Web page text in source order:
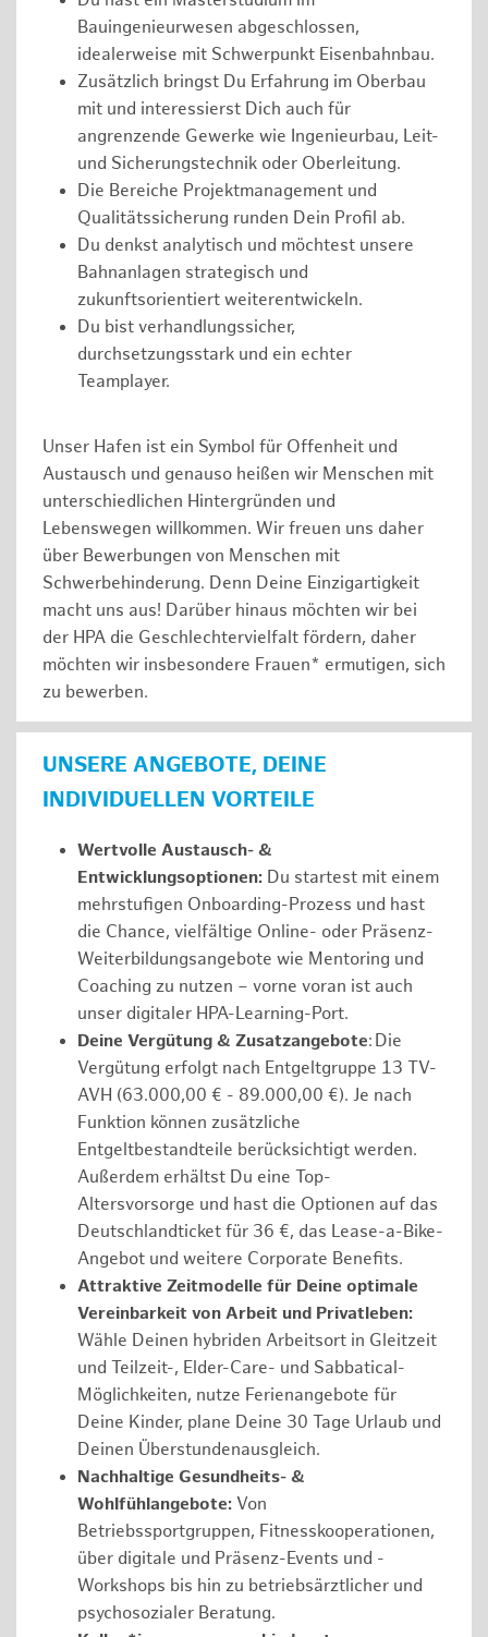
Bauingenieurwesen abgeschlossen,
idealerweise mit Schwerpunkt Eisenbahnbau.
Zusätzlich bringst Du Erfahrung im Oberbau
mit und interessierst Dich auch für
angrenzende Gewerke wie Ingenieurbau, Leit-
und Sicherungstechnik oder Oberleitung.
Die Bereiche Projektmanagement und
Qualitätssicherung runden Dein Profil ab.
Du denkst analytisch und möchtest unsere
Bahnanlagen strategisch und
zukunftsorientiert weiterentwickeln.
Du bist verhandlungssicher,
durchsetzungsstark und ein echter
Teamplayer.
Unser Hafen ist ein Symbol für Offenheit und
Austausch und genauso heißen wir Menschen mit
unterschiedlichen Hintergründen und
Lebenswegen willkommen. Wir freuen uns daher
über Bewerbungen von Menschen mit
Schwerbehinderung. Denn Deine Einzigartigkeit
macht uns aus! Darüber hinaus möchten wir bei
der HPA die Geschlechtervielfalt fördern, daher
möchten wir insbesondere Frauen* ermutigen, sich
zu bewerben.
UNSERE ANGEBOTE, DEINE
INDIVIDUELLEN VORTEILE
Wertvolle Austausch- &
Entwicklungsoptionen: Du startest mit einem
mehrstufigen Onboarding-Prozess und hast
die Chance, vielfältige Online- oder Präsenz-
Weiterbildungsangebote wie Mentoring und
Coaching zu nutzen – vorne voran ist auch
unser digitaler HPA-Learning-Port.
Deine Vergütung & Zusatzangebote: Die
Vergütung erfolgt nach Entgeltgruppe 13 TV-
AVH (63.000,00 € - 89.000,00 €). Je nach
Funktion können zusätzliche
Entgeltbestandteile berücksichtigt werden.
Außerdem erhältst Du eine Top-
Altersvorsorge und hast die Optionen auf das
Deutschlandticket für 36 €, das Lease-a-Bike-
Angebot und weitere Corporate Benefits.
Attraktive Zeitmodelle für Deine optimale
Vereinbarkeit von Arbeit und Privatleben:
Wähle Deinen hybriden Arbeitsort in Gleitzeit
und Teilzeit-, Elder-Care- und Sabbatical-
Möglichkeiten, nutze Ferienangebote für
Deine Kinder, plane Deine 30 Tage Urlaub und
Deinen Überstundenausgleich.
Nachhaltige Gesundheits- &
Wohlfühlangebote: Von
Betriebssportgruppen, Fitnesskooperationen,
über digitale und Präsenz-Events und -
Workshops bis hin zu betriebsärztlicher und
psychosozialer Beratung.